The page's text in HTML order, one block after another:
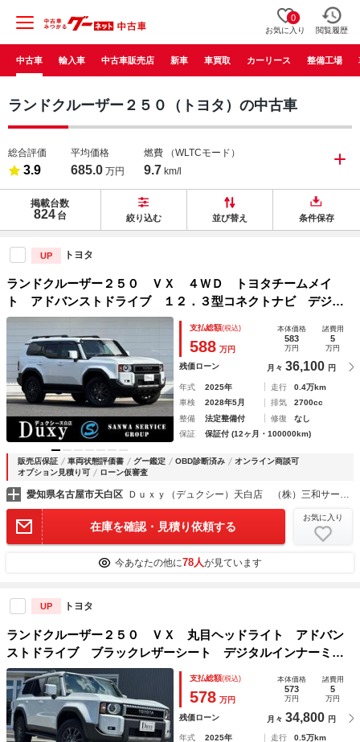
0
お気に入り 閲覧履歴
中古車 輸入車 中古車販売店 新車 車買取 カーリース 整備工場
ランドクルーザー２５０（トヨタ）の中古車
総合評価
3.9
平均価格
685.0 万円
燃費 （WLTCモード）
9.7 km/l
掲載台数
824 台 絞り込む 並び替え 条件保存
UP トヨタ
ランドクルーザー２５０ ＶＸ ４ＷＤ トヨタチームメイ
ト アドバンストドライブ １２．３型コネクトナビ デジタ
ルインナーミラー シートヒーター＆ベンチレーション ステ
アリングヒーター ムーンルーフ ドラレコ ＨＤＭＩ 純正
１８ＡＷ
支払総額(税込)
588 万円
本体価格
583
万円
諸費用
5
万円
残価ローン 月々 36,100 円
年式 2025年 走行
0.4万km
車検
2028年5月 排気
2700cc
整備
法定整備付 修復
なし
保証
保証付 (12ヶ月・100000km)
販売店保証 車両状態評価書 グー鑑定 OBD診断済み
オンライン商談可
オプション見積り可
ローン仮審査
愛知県名古屋市天白区 Ｄｕｘｙ（デュクシー）天白店 （株）三和サービス
在庫を確認・見積り依頼する
お気に入り
今あなたの他に78人が見ています
UP トヨタ
ランドクルーザー２５０ ＶＸ 丸目ヘッドライト アドバン
ストドライブ ブラックレザーシート デジタルインナーミラ
ー 純正１２型ディスプレイ パノラミックビューモニター
ブラインドスポット サンルーフ フルセグＴＶ 電動リアゲ
ート！
支払総額(税込)
578 万円
本体価格
573
万円
諸費用
5
万円
残価ローン 月々 34,800 円
年式 2025年 走行
0.5万km